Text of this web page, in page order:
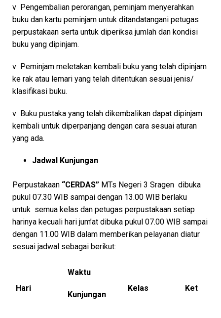
v Pengembalian perorangan, peminjam menyerahkan
buku dan kartu peminjam untuk ditandatangani petugas
perpustakaan serta untuk diperiksa jumlah dan kondisi
buku yang dipinjam.
v Peminjam meletakan kembali buku yang telah dipinjam
ke rak atau lemari yang telah ditentukan sesuai jenis/
klasifikasi buku.
v Buku pustaka yang telah dikembalikan dapat dipinjam
kembali untuk diperpanjang dengan cara sesuai aturan
yang ada.
Jadwal Kunjungan
Perpustakaan “CERDAS” MTs Negeri 3 Sragen dibuka
pukul 07.30 WIB sampai dengan 13.00 WIB berlaku
untuk semua kelas dan petugas perpustakaan setiap
harinya kecuali hari jum’at dibuka pukul 07.00 WIB sampai
dengan 11.00 WIB dalam memberikan pelayanan diatur
sesuai jadwal sebagai berikut:
Hari
Waktu
Kunjungan
Kelas Ket